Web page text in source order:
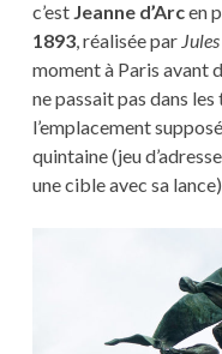
c’est Jeanne d’Arcen
1893, réalisée par
moment à Paris avant
ne passait pas dans
l’emplacement
quintaine (jeu
une cible avec sa